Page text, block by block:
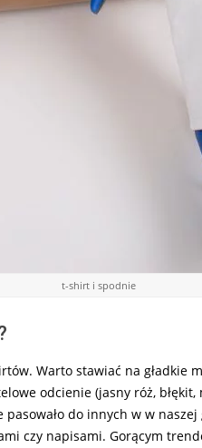
t-shirt i spodnie
Warto stawiać na gładkie
odcienie (jasny róż,
pasowało do innych w w
czy napisami. Gorącym